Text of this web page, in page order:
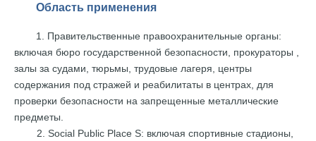
Область применения
1. Правительственные правоохранительные органы:
включая бюро государственной безопасности, прокураторы
залы за судами, тюрьмы, трудовые лагеря, центры
содержания под стражей и реабилитаты в центрах, для
проверки безопасности на запрещенные металлические
предметы.
2. Social Public Place S: включая спортивные стадионы,